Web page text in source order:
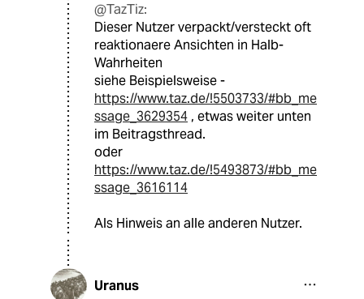
@TazTiz:
Dieser Nutzer verpackt/versteckt oft
reaktionaere Ansichten in Halb-
Wahrheiten
siehe Beispielsweise -
https://www.taz.de/!5503733/#bb_me
ssage_3629354 , etwas weiter unten
im Beitragsthread.
oder
https://www.taz.de/!5493873/#bb_me
ssage_3616114
Als Hinweis an alle anderen Nutzer.
Uranus